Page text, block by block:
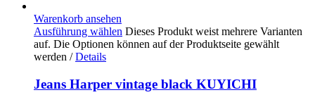
Warenkorb ansehen
Ausführung wählen Dieses Produkt weist mehrere Varianten
auf. Die Optionen können auf der Produktseite gewählt
werden / Details
Jeans Harper vintage black KUYICHI